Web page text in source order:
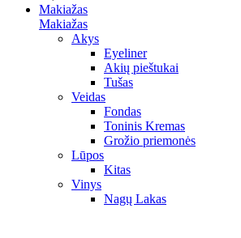
Makiažas
Makiažas
Akys
Eyeliner
Akių pieštukai
Tušas
Veidas
Fondas
Toninis Kremas
Grožio priemonės
Lūpos
Kitas
Vinys
Nagų Lakas